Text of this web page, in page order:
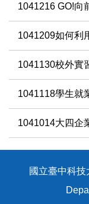
1041216 GO!向
1041209如何利
1041130校外實
1041118學生就
1041014大四企
國立臺中科